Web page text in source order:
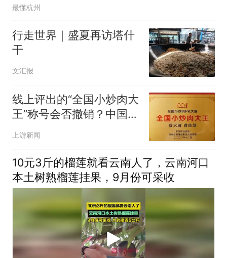
最懂杭州
行走世界｜盛夏再访塔什
干
文汇报
线上评出的“全国小炒肉大
王”称号会否撤销？中国烹
饪协会回应
上游新闻
10元3斤的榴莲就看云南人了，云南河口
本土树熟榴莲挂果，9月份可采收